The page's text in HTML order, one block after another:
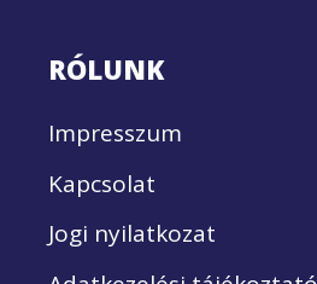
RÓLUNK
Impresszum
Kapcsolat
Jogi nyilatkozat